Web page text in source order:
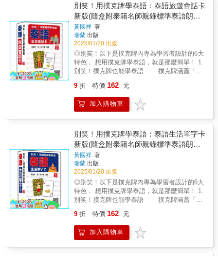
注意錄音老師的唸法，跟著老師的發音，才能
講出最標準的語調，躺著聽，反覆練習，自然
說出一口純正的泰語。【本書特色】◆簡易中
文注音學習法，會中能開口說泰語懂中文就會
說泰語，大家都能輕鬆開口說，活學活用、現
學現賣，讓您玩得快樂、說得流利。◆中文、
泰文、中文拼音對照超實用，實況對話現學現
用，快速溝通有一套。◆泰文不熟沒關係，你
指中文、他看泰文也能通通。從字母及發音入
門，輕鬆學習零壓力，打好泰語紮實基礎。
而設計，能用泰語和當地人溝通，不但觀光旅
遊能盡興，讓自己成為多語人才，商務往來也
能得心應手。◆本書的目的正是幫助讀者跨過
最短時間輕鬆學好泰語的字母及單字。◆不論
是跟團、自助旅行，或洽公、商貿，無論是為
了何種目的赴泰，能懂本地人的語言，深入瞭
解風俗民情，甚至認識本地人，那種成就感和
奇妙經驗，都能為旅途增添色彩，觀光、經
商、工作，都能更順利。【隨書附贈QR Code
線上MP3音檔】◆本書原為MP3版，因應時代
進步，外師的標準錄音，以「附贈線上MP3，
學習，即掃即聽，隨時隨地，可提升泰語能
力。◆一定要跟聽、跟讀才能學到標準的發
音，請您搭配學習，多聽、多開口，泰語實力
自然快速大增。
利。◆純粹觀光旅遊，也能倍增樂趣◆書中特
別整理「TRAVEL TIPS」，做為讀者學習的充
電站，收集泰國購物、觀光、飲食、風土人情
的最新情報，提供讀者對泰國有初步的認識，
極富閱讀價值和趣味。【本書特色】◆你可以
說中文、泰文、拼音對照，超實用，快速溝通
有一套。◆也可以聽泰文不熟沒關係，你指中
文、他看泰文也能通。◆一指也能通採用最新
讓您一看，便能知道其意；插圖生動，可提高
學習興趣。【內容重點】◆本書內容豐富活
潑、簡單易學，可做中·泰對照小辭典◆是短時
間＆高效率的最佳泰語工具書◆為了滿足初學
者學習泰語的需求，從字母發音開始介紹◆精
選基礎3000單字，情境式分類完整歸納、輕鬆
記憶◆泰文部分特加上拼音，（台）表示發音
接近台語◆懂中文就能開口說泰語，易學易
懂，可以馬上套用◆看中文或拼音，就能立刻
說泰語，完全沒有學習的負擔◆開口流利又道
地，輕鬆學好泰語◆幫助讀者快速學習，達到
溝通目的【附贈免費線上MP3音檔】◆本書特
聘專業老師，錄製道地的泰語，請您多聽線上
MP3內容，邊反覆練習，學習標準的發音和聲
調，發揮最佳效果。◆錄音內容為中文唸一
遍、泰文唸兩遍，第一遍為正常速度、第二遍
唸稍慢，以利讀者覆誦學習，有助你掌握實際
的發音技巧，加強聽說能力，學好純正的泰
準的越南語！ 3.別笑！邊玩邊讀最快樂 拋
棄傳統的填鴨式痛苦死背硬記，一邊玩牌一邊
記憶，用最快樂的方式學越南語！ 4.別笑！隨
身攜帶最方便 標準撲克牌尺寸，好玩好順
手，最適合親戚朋友一起同樂！隨身攜帶好輕
巧！ 5.別笑！連老師也讚不絕口 由編輯越
南語教材多年、在臺大等各級機關任教的超人
氣越南語名師阮蓮香所著，完全了解學習者的
需求！ 越南語撲克牌玩樂性、學習性兼具，讓
我們擺脫傳統枯燥的學習方法，用最快樂的方
發音解說音檔QR Code，邊掃邊聽邊學，學習
更加分喔！◎越南語字母學習卡有什麼？‧字母
＋雙子音的學習，結合單字與發音解說，超實
＋11個雙子音，搭配超好學超實用的生活單
字，以及超清楚超易懂的發音解說音檔，隨身
攜帶最輕巧！‧可愛插圖幫助對照、記憶，超方
便！ 每張撲克牌都有精美插圖幫助記憶學
習，隨看隨記最方便！‧隨盒附越南語發音解說
音檔QR Code，超容易！ 附作者親錄標準
越南語發音解說音檔QR Code，隨掃即聽，彷
彿老師就在身邊，搭配攜帶方便的撲克牌，邊
打開撲克牌玩一玩！每張撲克牌都有越南語、
中文解釋，加上MP3音檔輔助學習，讀一讀，
跟著音檔，聽一聽，學習越南語一點都不難！
例：♠2Ă ăăn吃♥8PH phphở河粉♦2M mmẹ媽
媽♣Amột 一
別笑！用撲克牌學泰語：泰語旅遊會話卡
新版(隨盒附泰籍名師親錄標準泰語朗讀
音檔QR Code)
黃國祥 著
瑞蘭 出版
2025/01/20 出版
◎別笑！以下是撲克牌內專為學習者設計的6大
特色， 想用撲克牌學泰語，就是那麼簡單！ 1.
別笑！撲克牌也能學泰語 撲克牌涵蓋「交
樂」、「打招呼」、「生活用語」等等必備的
萬用句，還有泰國著名景點，搭配可愛插圖練
習，勇敢開口說，旅遊最便利！ 2.別笑！用注
上說，開口說泰語就是這麼簡單！ 3.別笑！邊
聽邊學立刻跟著開口說 附上泰籍名師親錄
標準泰語朗讀音檔QR Code，輕輕一掃，跟著
音檔輕鬆學習，立即就能說出一口標準的泰
語！ 4.別笑！邊玩邊讀最快樂 拋棄傳統的
填鴨式痛苦死背硬記，一邊玩牌一邊記憶，用
最快樂的方式學泰語！ 5.別笑！隨身攜帶最方
便 標準撲克牌尺寸，好玩好順手，最適合
親戚朋友一起同樂！隨身攜帶真輕巧，出國旅
遊好實用！ 6.別笑！連老師也讚不絕口 由
解旅遊者的需求！ 泰語撲克牌玩樂性、學習性
兼具，讓我們擺脫傳統枯燥的學習方法，用最
快樂的方式學習泰語吧！新版隨盒附泰籍名師
9 折 特價 162 元
加入購物車
別笑！用撲克牌學泰語：泰語生活單字卡
新版(隨盒附泰籍名師親錄標準泰語朗讀
音檔QR Code)
黃國祥 著
瑞蘭 出版
2025/01/20 出版
◎別笑！以下是撲克牌內專為學習者設計的6大
特色， 想用撲克牌學泰語，就是那麼簡單！ 1.
別笑！撲克牌也能學泰語 撲克牌涵蓋「數
理」等四大類必學泰語單字，搭配可愛插圖練
習，勇敢開口說，自然而然學會泰語！ 2.別
笑！用注音符號說泰語最簡單 每句泰語皆
9 折 特價 162 元
加入購物車